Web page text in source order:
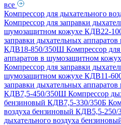
все
Компрессор для дыхательного
Компрессор для заправки
шумозащитном кожухе КДВ22-
заправки дыхательных
КДВ18-850/350Ш Компрессор
аппаратов в шумозащитном
Компрессор для заправки
шумозащитном кожухе КДВ11-
заправки дыхательных
КДВ7,5-450/350Ш Компрессор
бензиновый КДВ7,5-330/350Б
воздуха бензиновый КДВ5,5-250/
дыхательного воздуха